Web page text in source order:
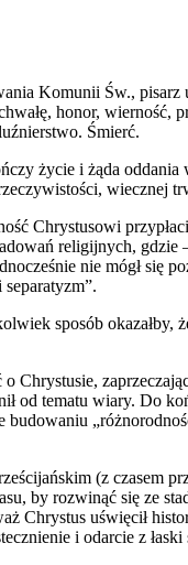
Komunii Św.,
honor,
Śmierć.
życie i żąda
wiecznej
Chrystusowi
religijnych,
nie mógł się
sposób okazałby,
Chrystusie,
od tematu wiary. Do
budowaniu
(z
by rozwinąć się ze
Chrystus uświęcił
i odarcie z łaski